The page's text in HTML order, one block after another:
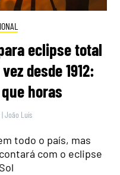
eclipse total
desde 1912:
horas
|João Luís
todo o país, mas
com o eclipse